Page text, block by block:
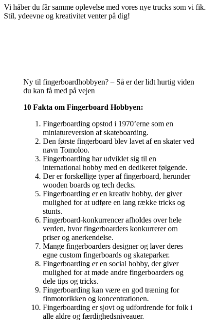
Vi håber du får samme oplevelse med vores nye trucks som vi fik.
Stil, ydeevne og kreativitet venter på dig!
Ny til fingerboardhobbyen? – Så er der lidt hurtig viden
du kan få med på vejen
10 Fakta om Fingerboard Hobbyen:
Fingerboarding opstod i 1970’erne som en
miniatureversion af skateboarding.
Den første fingerboard blev lavet af en skater ved
navn Tomoloo.
Fingerboarding har udviklet sig til en
international hobby med en dedikeret følgende.
Der er forskellige typer af fingerboard, herunder
wooden boards og tech decks.
Fingerboarding er en kreativ hobby, der giver
mulighed for at udføre en lang række tricks og
stunts.
Fingerboard-konkurrencer afholdes over hele
verden, hvor fingerboarders konkurrerer om
priser og anerkendelse.
Mange fingerboarders designer og laver deres
egne custom fingerboards og skateparker.
Fingerboarding er en social hobby, der giver
mulighed for at møde andre fingerboarders og
dele tips og tricks.
Fingerboarding kan være en god træning for
finmotorikken og koncentrationen.
Fingerboarding er sjovt og udfordrende for folk i
alle aldre og færdighedsniveauer.